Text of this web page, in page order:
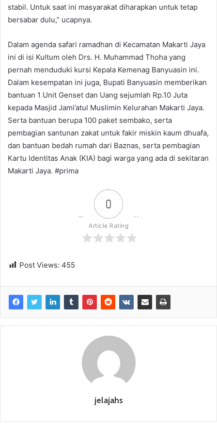
stabil. Untuk saat ini masyarakat diharapkan untuk tetap
bersabar dulu,” ucapnya.
Dalam agenda safari ramadhan di Kecamatan Makarti Jaya
ini di isi Kultum oleh Drs. H. Muhammad Thoha yang
pernah menduduki kursi Kepala Kemenag Banyuasin ini.
Dalam kesempatan ini juga, Bupati Banyuasin memberikan
bantuan 1 Unit Genset dan Uang sejumlah Rp.10 Juta
kepada Masjid Jami’atul Muslimin Kelurahan Makarti Jaya.
Serta bantuan berupa 100 paket sembako, serta
pembagian santunan zakat untuk fakir miskin kaum dhuafa,
dan bantuan bedah rumah dari Baznas, serta pembagian
Kartu Identitas Anak (KIA) bagi warga yang ada di sekitaran
Makarti Jaya. #prima
0
Article Rating
Post Views: 455
jelajahs